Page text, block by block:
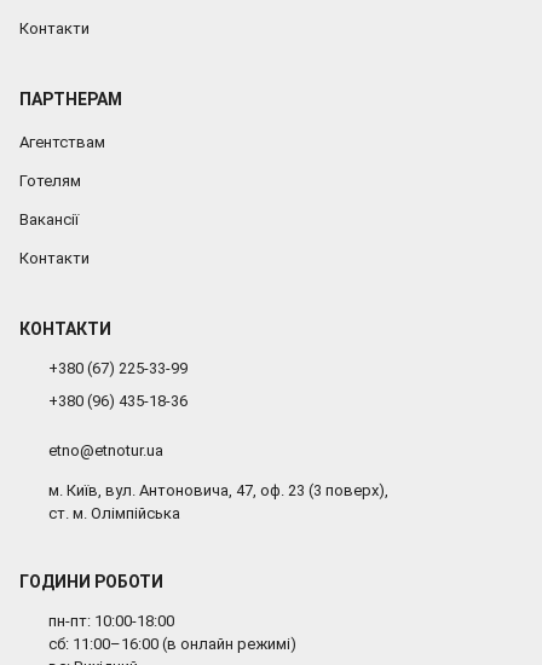
Контакти
ПАРТНЕРАМ
Агентствам
Готелям
Вакансії
Контакти
КОНТАКТИ
+380 (67) 225-33-99
+380 (96) 435-18-36
etno@etnotur.ua
м. Київ, вул. Антоновича, 47, оф. 23 (3 поверх),
ст. м. Олімпійська
ГОДИНИ РОБОТИ
пн-пт: 10:00-18:00
сб: 11:00–16:00 (в онлайн режимі)